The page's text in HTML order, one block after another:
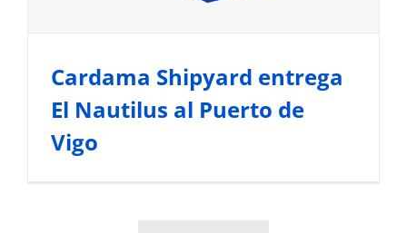
Cardama Shipyard entrega
El Nautilus al Puerto de
Vigo